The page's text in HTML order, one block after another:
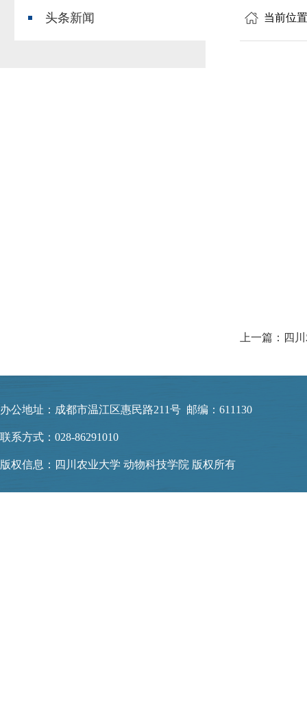
头条新闻 当前位
上一篇：四
办公地址：成都市温江区惠民路211号 邮编：611130
联系方式：028-86291010
版权信息：四川农业大学 动物科技学院 版权所有